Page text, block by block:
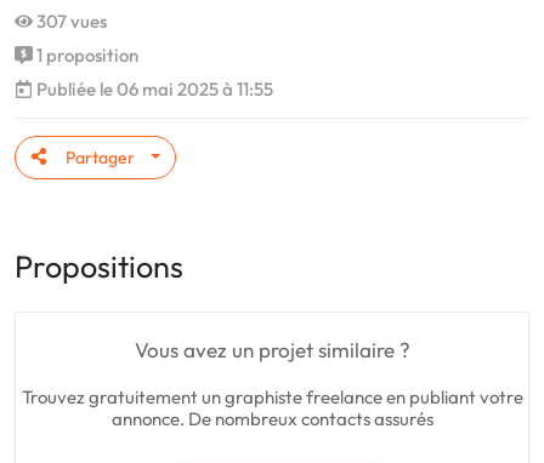
307 vues
1 proposition
Publiée le 06 mai 2025 à 11:55
Partager
Propositions
Vous avez un projet similaire ?
Trouvez gratuitement un graphiste freelance en publiant votre
annonce. De nombreux contacts assurés